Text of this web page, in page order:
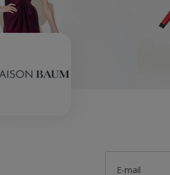
E-mail